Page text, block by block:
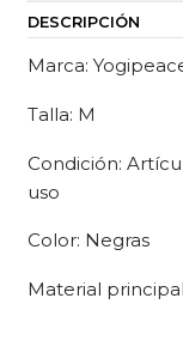
DESCRIPCIÓN
Marca:
Talla: M
Condición:
uso
Color: Negras
Material